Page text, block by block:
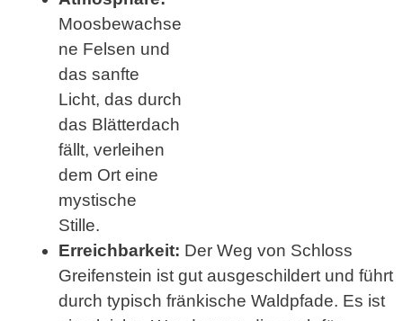
Moosbewachse
ne Felsen und
das sanfte
Licht, das durch
das Blätterdach
fällt, verleihen
dem Ort eine
mystische
Stille.
Erreichbarkeit: Der Weg von Schloss
Greifenstein ist gut ausgeschildert und führt
durch typisch fränkische Waldpfade. Es ist